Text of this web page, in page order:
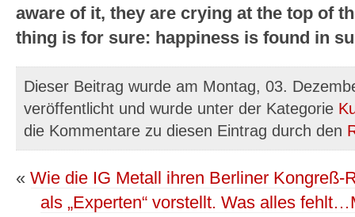
aware of it, they are crying at the top of
thing is for sure: happiness is found in
Dieser Beitrag wurde am Montag, 03.
veröffentlicht und wurde unter der Kategorie
die Kommentare zu diesen Eintrag durch den
«Wie die IG Metall ihren Berliner Kongreß-
als „Experten“ vorstellt. Was alles